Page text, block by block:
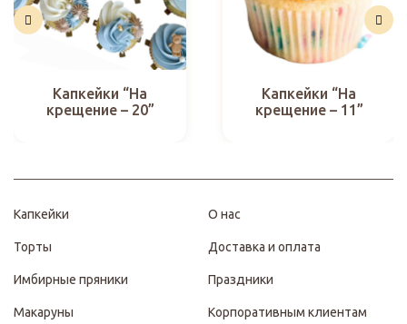
Капкейки “На
крещение – 20”
Капкейки “На
крещение – 11”
Капкейки
Торты
Имбирные пряники
Макаруны
О нас
Доставка и оплата
Праздники
Корпоративным клиентам